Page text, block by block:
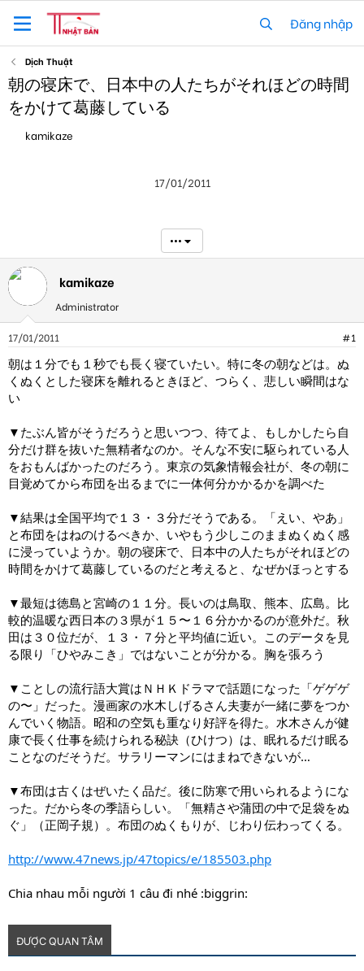
Đăng nhập
Dịch Thuật
朝の寝床で、日本中の人たちがそれほどの時間
をかけて葛藤している
h
r
t
r
kamikaze
17/01/2011
•••
kamikaze
Administrator
17/01/2011 #1
朝は１分でも１秒でも長く寝ていたい。特に冬の朝などは。ぬ
くぬくとした寝床を離れるときほど、つらく、悲しい瞬間はな
い
▼たぶん皆がそうだろうと思いつつ、待てよ、もしかしたら自
分だけ群を抜いた無精者なのか。そんな不安に駆られている人
をおもんばかったのだろう。東京の気象情報会社が、冬の朝に
目覚めてから布団を出るまでに一体何分かかるかを調べた
▼結果は全国平均で１３・３分だそうである。「えい、やあ」
と布団をはねのけるべきか、いやもう少しこのままぬくぬく感
に浸っていようか。朝の寝床で、日本中の人たちがそれほどの
時間をかけて葛藤しているのだと考えると、なぜかほっとする
▼最短は徳島と宮崎の１１分。長いのは鳥取、熊本、広島。比
較的温暖な西日本の３県が１５〜１６分かかるのが意外だ。秋
田は３０位だが、１３・７分と平均値に近い。このデータを見
る限り「ひやみこき」ではないことが分かる。胸を張ろう
▼ことしの流行語大賞はＮＨＫドラマで話題になった「ゲゲゲ
の〜」だった。漫画家の水木しげるさん夫妻が一緒に夢をつか
んでいく物語。昭和の空気も重なり好評を得た。水木さんが健
康で長く仕事を続けられる秘訣（ひけつ）は、眠れるだけ眠る
ことなのだそうだ。サラリーマンにはまねできないが…
▼布団は古くはぜいたく品だ。後に防寒で用いられるようにな
った。だから冬の季語らしい。「無精さや蒲団の中で足袋をぬ
ぐ」（正岡子規）。布団のぬくもりが、じわり伝わってくる。
http://www.47news.jp/47topics/e/185503.php
Chia nhau mỗi người 1 câu đi nhé :biggrin:
ĐƯỢC QUAN TÂM